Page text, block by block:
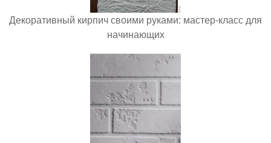
Декоративный кирпич своими руками: мастер-класс для
начинающих